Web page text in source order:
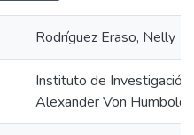
Rodríguez Eraso, Nelly
Instituto de
Alexander Von